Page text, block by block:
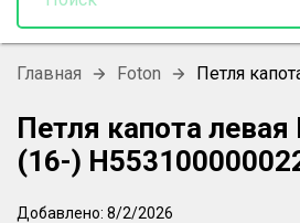
Главная Foton Петля
Петля капота
(16-)
Добавлено: 8/2/2026